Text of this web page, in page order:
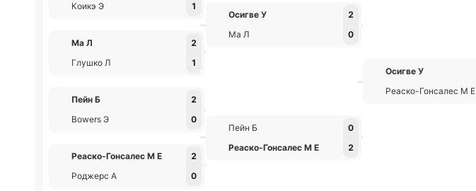
Коикэ Э
1
Ма Л
2
Глушко Л
1
Пейн Б
2
Bowers Э
0
Реаско-Гонсалес М Е
2
Роджерс А
0
Осигве У
2
Ма Л
0
Пейн Б
0
Реаско-Гонсалес М Е
2
Осигве У
Реаско-Гонсалес М Е